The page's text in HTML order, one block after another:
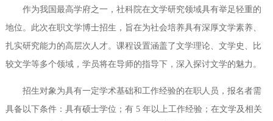
作为我国最高学府之一，社科院在文学研究领域具有举足轻重的
地位。此次在职文学博士招生，旨在为社会培养具有深厚文学素养、
扎实研究能力的高层次人才。课程设置涵盖了文学理论、文学史、比
较文学等多个领域，学员将在导师的指导下，深入探讨文学的魅力。
招生对象为具有一定学术基础和工作经验的在职人员，报名者需
具备以下条件：具有硕士学位；有 5 年以上工作经验；在文学及相关